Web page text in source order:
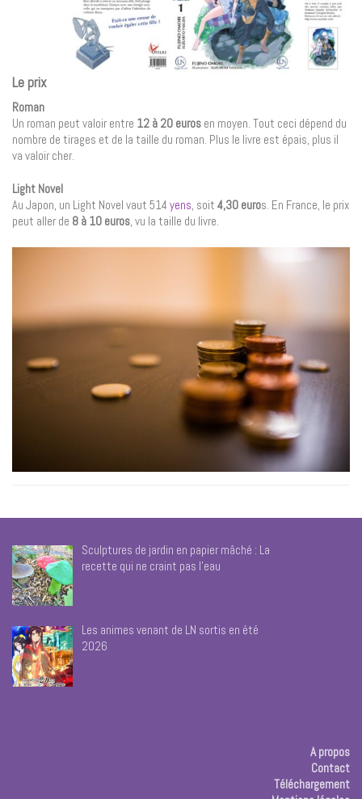
Le prix
Roman
Un roman peut valoir entre 12 à 20 euros en moyen. Tout ceci dépend du
nombre de tirages et de la taille du roman. Plus le livre est épais, plus il
va valoir cher.
Light Novel
Au Japon, un Light Novel vaut 514 yens, soit 4,30 euros. En France, le prix
peut aller de 8 à 10 euros, vu la taille du livre.
Sculptures de jardin en papier mâché : La
recette qui ne craint pas l’eau
Les animes venant de LN sortis en été
2026
A propos
Contact
Téléchargement